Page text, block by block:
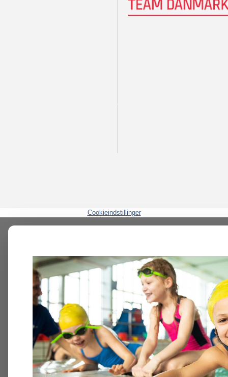
Cookieindstillinger